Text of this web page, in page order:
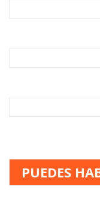
PUEDES